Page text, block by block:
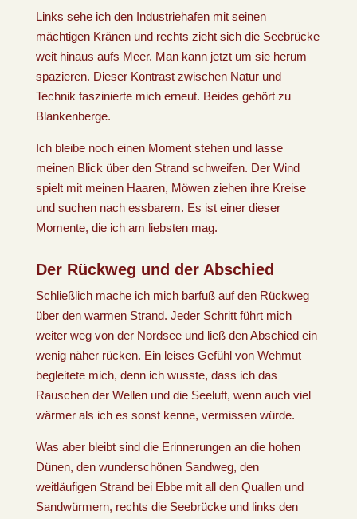
Links sehe ich den Industriehafen mit seinen
mächtigen Kränen und rechts zieht sich die Seebrücke
weit hinaus aufs Meer. Man kann jetzt um sie herum
spazieren. Dieser Kontrast zwischen Natur und
Technik faszinierte mich erneut. Beides gehört zu
Blankenberge.
Ich bleibe noch einen Moment stehen und lasse
meinen Blick über den Strand schweifen. Der Wind
spielt mit meinen Haaren, Möwen ziehen ihre Kreise
und suchen nach essbarem. Es ist einer dieser
Momente, die ich am liebsten mag.
Der Rückweg und der Abschied
Schließlich mache ich mich barfuß auf den Rückweg
über den warmen Strand. Jeder Schritt führt mich
weiter weg von der Nordsee und ließ den Abschied ein
wenig näher rücken. Ein leises Gefühl von Wehmut
begleitete mich, denn ich wusste, dass ich das
Rauschen der Wellen und die Seeluft, wenn auch viel
wärmer als ich es sonst kenne, vermissen würde.
Was aber bleibt sind die Erinnerungen an die hohen
Dünen, den wunderschönen Sandweg, den
weitläufigen Strand bei Ebbe mit all den Quallen und
Sandwürmern, rechts die Seebrücke und links den